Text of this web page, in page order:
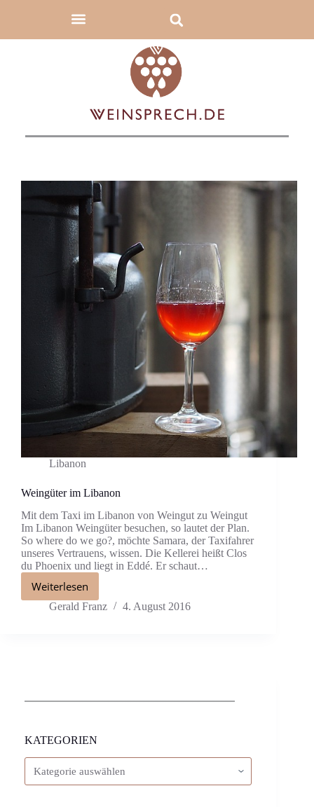
Libanon
Weingüter im Libanon
Mit dem Taxi im Libanon von Weingut zu Weingut
Im Libanon Weingüter besuchen, so lautet der Plan.
So where do we go?, möchte Samara, der Taxifahrer
unseres Vertrauens, wissen. Die Kellerei heißt Clos
du Phoenix und liegt in Eddé. Er schaut…
Weiterlesen
Gerald Franz 4. August 2016
KATEGORIEN